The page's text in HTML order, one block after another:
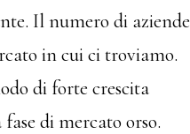
Il numero di aziende
in cui ci troviamo.
di forte crescita
di mercato orso.